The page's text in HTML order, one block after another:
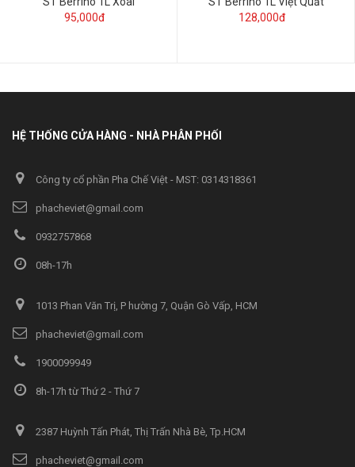
95,000đ
128,000đ
HỆ THỐNG CỬA HÀNG - NHÀ PHÂN PHỐI
Công ty cổ phần Pha Chế Việt - MST: 0314318361
phacheviet@gmail.com
0932757868
08h-17h
1013 Phan Văn Trị, P hường 7, Quận Gò Vấp, HCM
phacheviet@gmail.com
1900099949
8h-17h từ Thứ 2 - Thứ 7
2387 Huỳnh Tấn Phát, Thị Trấn Nhà Bè, Tp.HCM
phacheviet@gmail.com